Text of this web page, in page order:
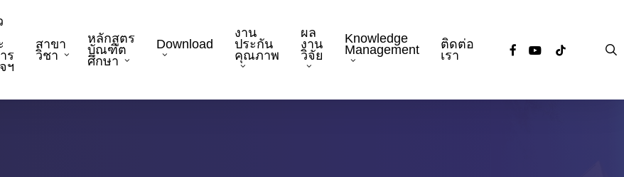
ร
ฯ
สาขา
วิชา
หลักสูตร
บัณฑิต
ศึกษา
Download
งาน
ประกัน
คุณภาพ
ผล
งาน
วิจัย
Knowledge
Management
ติดต่อ
เรา
facebookyoutube
tiktok